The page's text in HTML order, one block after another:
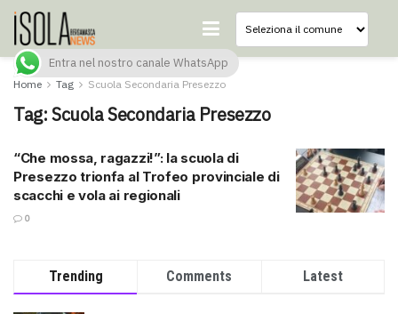
Home Tag Scuola Secondaria Presezzo
Tag:Scuola Secondaria Presezzo
“Che mossa, ragazzi!”: la scuola di
Presezzo trionfa al Trofeo provinciale di
scacchi e vola ai regionali
0
Trending Comments Latest
Entra nel nostro canale WhatsApp